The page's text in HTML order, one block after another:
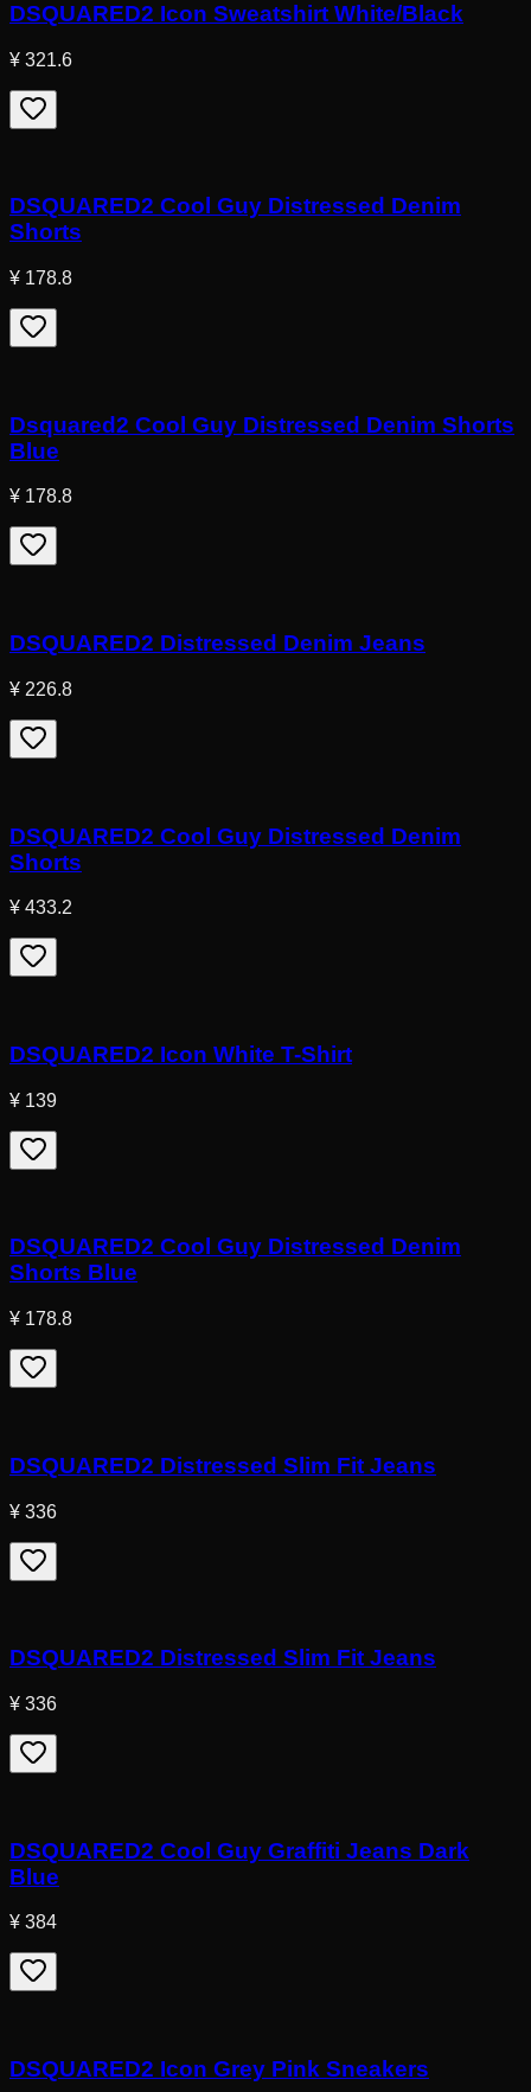
DSQUARED2 Icon Sweatshirt White/Black
¥ 321.6
DSQUARED2 Cool Guy Distressed Denim
Shorts
¥ 178.8
Dsquared2 Cool Guy Distressed Denim Shorts
Blue
¥ 178.8
DSQUARED2 Distressed Denim Jeans
¥ 226.8
DSQUARED2 Cool Guy Distressed Denim
Shorts
¥ 433.2
DSQUARED2 Icon White T-Shirt
¥ 139
DSQUARED2 Cool Guy Distressed Denim
Shorts Blue
¥ 178.8
DSQUARED2 Distressed Slim Fit Jeans
¥ 336
DSQUARED2 Distressed Slim Fit Jeans
¥ 336
DSQUARED2 Cool Guy Graffiti Jeans Dark
Blue
¥ 384
DSQUARED2 Icon Grey Pink Sneakers